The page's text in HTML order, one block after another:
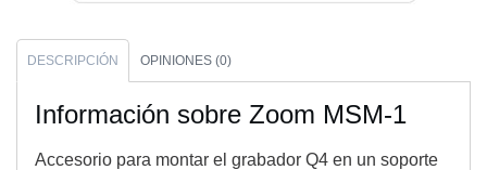
DESCRIPCIÓN OPINIONES (0)
Información sobre Zoom MSM-1
Accesorio para montar el grabador Q4 en un soporte